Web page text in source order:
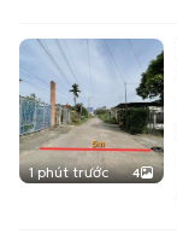
1 phút trước 4